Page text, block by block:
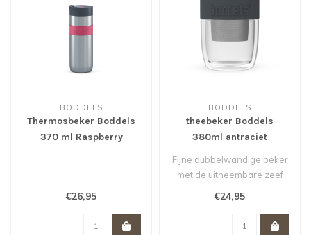
BODDELS
Thermosbeker Boddels
370 ml Raspberry
€26,95
BODDELS
theebeker Boddels
380ml antraciet
Fijne dubbelwandige beker
met de uitneembare zeef
€24,95